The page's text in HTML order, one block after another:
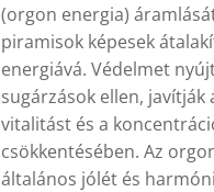
(orgon energia)
piramisok képesek
energiává. Védelmet
sugárzások ellen, javítják
vitalitást és a
csökkentésében. Az
általános jólét és